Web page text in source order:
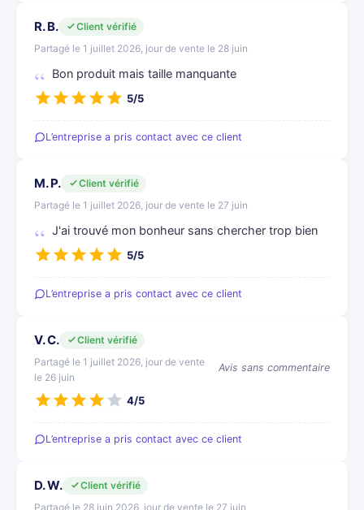
R. B.
Client vérifié
Partagé le 1 juillet 2026, jour de vente le 28 juin
Bon produit mais taille manquante
5/5
L’entreprise a pris contact avec ce client
M. P.
Client vérifié
Partagé le 1 juillet 2026, jour de vente le 27 juin
J'ai trouvé mon bonheur sans chercher trop bien
5/5
L’entreprise a pris contact avec ce client
V. C.
Client vérifié
Partagé le 1 juillet 2026, jour de vente
le 26 juin
Avis sans commentaire
4/5
L’entreprise a pris contact avec ce client
D. W.
Client vérifié
Partagé le 28 juin 2026, jour de vente le 27 juin